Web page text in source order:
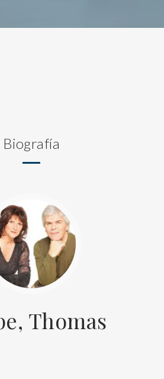
Biografía
Thomas